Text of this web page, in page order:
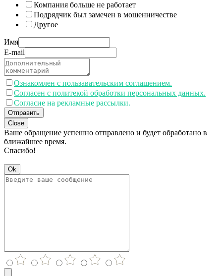
Компания больше не работает
Подрядчик был замечен в мошенничестве
Другое
Имя
E-mail
Ознакомлен с пользавательским соглашением.
Согласен с политекой обработки персональных данных.
Согласие на рекламные рассылки.
Отправить
Close
Ваше обращение успешно отправлено и будет обработано в
ближайшее время.
Спасибо!
Ok